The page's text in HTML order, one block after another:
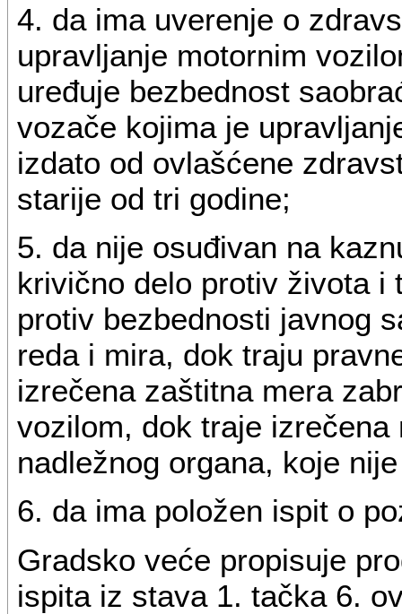
4. da ima uverenje o
upravljanje motornim
uređuje bezbednost
vozače kojima je
izdato od ovlašćene
starije od tri godine;
5. da nije osuđivan na
krivično delo protiv života i
protiv bezbednosti javnog
reda i mira, dok traju
izrečena zaštitna mera
vozilom, dok traje
nadležnog organa, koje
6. da ima položen ispit o
Gradsko veće propisuje
ispita iz stava 1. tačka 6.